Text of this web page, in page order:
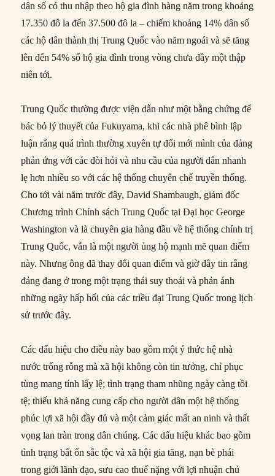
dân số có thu nhập theo hộ gia đình hàng năm trong khoảng
17.350 đô la đến 37.500 đô la – chiếm khoảng 14% dân số
các hộ dân thành thị Trung Quốc vào năm ngoái và sẽ tăng
lên đến 54% số hộ gia đình trong vòng chưa đầy một thập
niên tới.
Trung Quốc thường được viện dẫn như một bằng chứng để
bác bỏ lý thuyết của Fukuyama, khi các nhà phê bình lập
luận rằng quá trình thường xuyên tự đổi mới mình của đảng
phản ứng với các đòi hỏi và nhu cầu của người dân nhanh
lẹ hơn nhiều so với các hệ thống chuyên chế truyền thống.
Cho tới vài năm trước đây, David Shambaugh, giám đốc
Chương trình Chính sách Trung Quốc tại Đại học George
Washington và là chuyên gia hàng đầu về hệ thống chính trị
Trung Quốc, vẫn là một người ủng hộ mạnh mẽ quan điểm
này. Nhưng ông đã thay đổi quan điểm và giờ đây tin rằng
đảng đang ở trong một trạng thái suy thoái và phản ánh
những ngày hấp hối của các triều đại Trung Quốc trong lịch
sử trước đây.
Các dấu hiệu cho điều này bao gồm một ý thức hệ nhà
nước trống rỗng mà xã hội không còn tin tưởng, chỉ phục
tùng mang tính lấy lệ; tình trạng tham nhũng ngày càng tồi
tệ; thiếu khả năng cung cấp cho người dân một hệ thống
phúc lợi xã hội đầy đủ và một cảm giác mất an ninh và thất
vọng lan tràn trong dân chúng. Các dấu hiệu khác bao gồm
tình trạng bất ổn sắc tộc và xã hội gia tăng, nạn bè phái
trong giới lãnh đạo, sưu cao thuế nặng với lợi nhuận chủ